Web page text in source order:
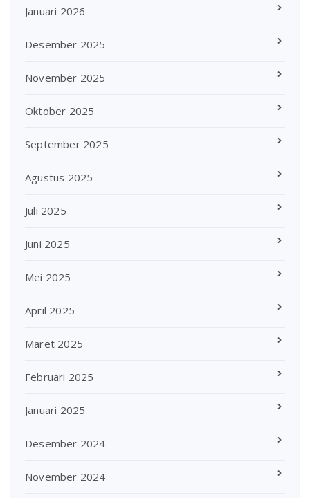
Januari 2026
Desember 2025
November 2025
Oktober 2025
September 2025
Agustus 2025
Juli 2025
Juni 2025
Mei 2025
April 2025
Maret 2025
Februari 2025
Januari 2025
Desember 2024
November 2024